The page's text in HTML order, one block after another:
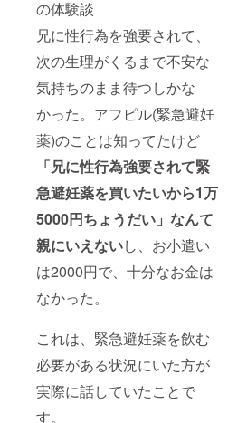
の体験談
兄に性行為を強要されて、
次の生理がくるまで不安な
気持ちのまま待つしかな
かった。アフピル(緊急避妊
薬)のことは知ってたけど
「兄に性行為強要されて緊
急避妊薬を買いたいから1万
5000円ちょうだい」なんて
親にいえないし、お小遣い
は2000円で、十分なお金は
なかった。
これは、緊急避妊薬を飲む
必要がある状況にいた方が
実際に話していたことで
す。